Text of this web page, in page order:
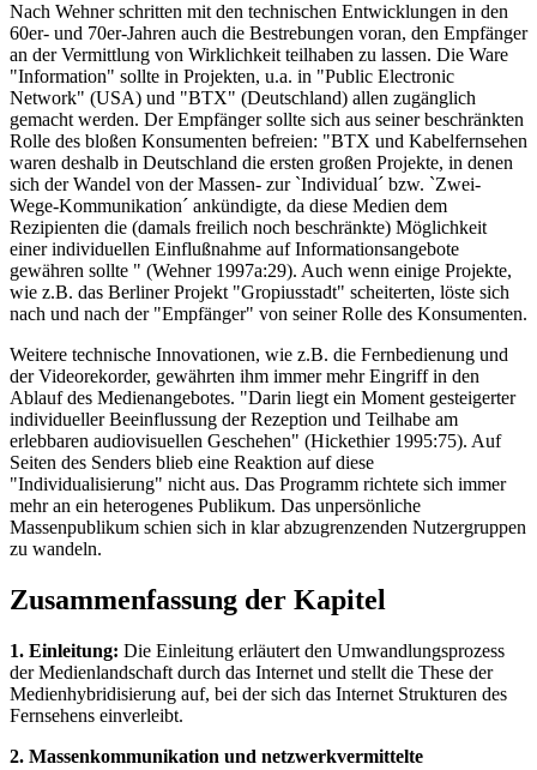
Nach Wehner schritten mit den technischen Entwicklungen in den
60er- und 70er-Jahren auch die Bestrebungen voran, den Empfänger
an der Vermittlung von Wirklichkeit teilhaben zu lassen. Die Ware
"Information" sollte in Projekten, u.a. in "Public Electronic
Network" (USA) und "BTX" (Deutschland) allen zugänglich
gemacht werden. Der Empfänger sollte sich aus seiner beschränkten
Rolle des bloßen Konsumenten befreien: "BTX und Kabelfernsehen
waren deshalb in Deutschland die ersten großen Projekte, in denen
sich der Wandel von der Massen- zur `Individual´ bzw. `Zwei-
Wege-Kommunikation´ ankündigte, da diese Medien dem
Rezipienten die (damals freilich noch beschränkte) Möglichkeit
einer individuellen Einflußnahme auf Informationsangebote
gewähren sollte " (Wehner 1997a:29). Auch wenn einige Projekte,
wie z.B. das Berliner Projekt "Gropiusstadt" scheiterten, löste sich
nach und nach der "Empfänger" von seiner Rolle des Konsumenten.
Weitere technische Innovationen, wie z.B. die Fernbedienung und
der Videorekorder, gewährten ihm immer mehr Eingriff in den
Ablauf des Medienangebotes. "Darin liegt ein Moment gesteigerter
individueller Beeinflussung der Rezeption und Teilhabe am
erlebbaren audiovisuellen Geschehen" (Hickethier 1995:75). Auf
Seiten des Senders blieb eine Reaktion auf diese
"Individualisierung" nicht aus. Das Programm richtete sich immer
mehr an ein heterogenes Publikum. Das unpersönliche
Massenpublikum schien sich in klar abzugrenzenden Nutzergruppen
zu wandeln.
Zusammenfassung der Kapitel
1. Einleitung: Die Einleitung erläutert den Umwandlungsprozess
der Medienlandschaft durch das Internet und stellt die These der
Medienhybridisierung auf, bei der sich das Internet Strukturen des
Fernsehens einverleibt.
2. Massenkommunikation und netzwerkvermittelte